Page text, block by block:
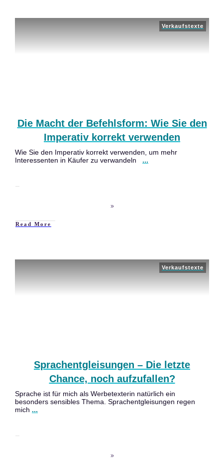
Verkaufstexte
Die Macht der Befehlsform: Wie Sie den
Imperativ korrekt verwenden
Wie Sie den Imperativ korrekt verwenden, um mehr
Interessenten in Käufer zu verwandeln ...
Read More
Verkaufstexte
Sprachentgleisungen – Die letzte
Chance, noch aufzufallen?
Sprache ist für mich als Werbetexterin natürlich ein
besonders sensibles Thema. Sprachentgleisungen regen
mich ...